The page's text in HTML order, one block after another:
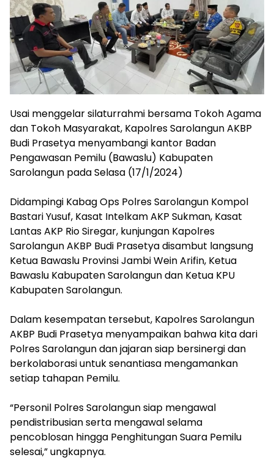
Usai menggelar silaturrahmi bersama Tokoh Agama
dan Tokoh Masyarakat, Kapolres Sarolangun AKBP
Budi Prasetya menyambangi kantor Badan
Pengawasan Pemilu (Bawaslu) Kabupaten
Sarolangun pada Selasa (17/1/2024)
Didampingi Kabag Ops Polres Sarolangun Kompol
Bastari Yusuf, Kasat Intelkam AKP Sukman, Kasat
Lantas AKP Rio Siregar, kunjungan Kapolres
Sarolangun AKBP Budi Prasetya disambut langsung
Ketua Bawaslu Provinsi Jambi Wein Arifin, Ketua
Bawaslu Kabupaten Sarolangun dan Ketua KPU
Kabupaten Sarolangun.
Dalam kesempatan tersebut, Kapolres Sarolangun
AKBP Budi Prasetya menyampaikan bahwa kita dari
Polres Sarolangun dan jajaran siap bersinergi dan
berkolaborasi untuk senantiasa mengamankan
setiap tahapan Pemilu.
“Personil Polres Sarolangun siap mengawal
pendistribusian serta mengawal selama
pencoblosan hingga Penghitungan Suara Pemilu
selesai,” ungkapnya.